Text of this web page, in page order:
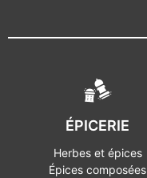
ÉPICERIE
Herbes et épices
Épices composées